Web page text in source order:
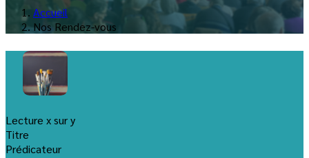
Accueil
Nos Rendez-vous
Lecture x sur y
Titre
Prédicateur